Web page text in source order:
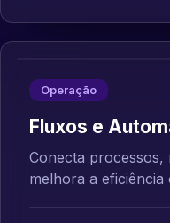
Operação
Fluxos e
Conecta processos,
melhora a eficiência